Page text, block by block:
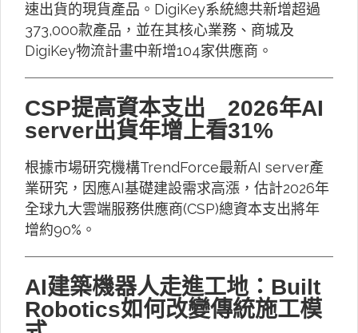
速出貨的現貨產品。DigiKey系統總共新增超過
373,000款產品，並在其核心業務、商城及
DigiKey物流計畫中新增104家供應商。
CSP提高資本支出 2026年AI
server出貨年增上看31%
根據市場研究機構TrendForce最新AI server產
業研究，因應AI基礎建設需求高漲，估計2026年
全球九大雲端服務供應商(CSP)總資本支出將年
增約90%。
AI建築機器人走進工地：Built
Robotics如何改變傳統施工模